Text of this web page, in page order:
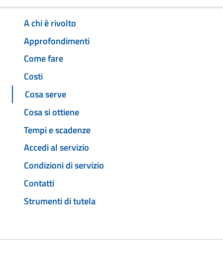
A chi è rivolto
Approfondimenti
Come fare
Costi
Cosa serve
Cosa si ottiene
Tempi e scadenze
Accedi al servizio
Condizioni di servizio
Contatti
Strumenti di tutela